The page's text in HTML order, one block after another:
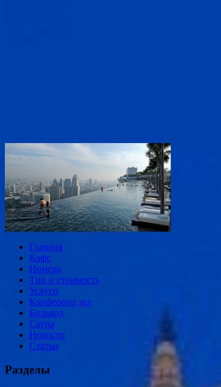
Главная
Кафе
Номера
Тип и стоимость
Услуги
Конференц зал
Бильярд
Сауна
Новости
Статьи
Разделы